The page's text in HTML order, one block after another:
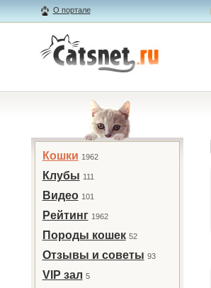
О портале
Кошки 1962
Клубы 111
Видео 101
Рейтинг 1962
Породы кошек 52
Отзывы и советы 93
VIP зал 5